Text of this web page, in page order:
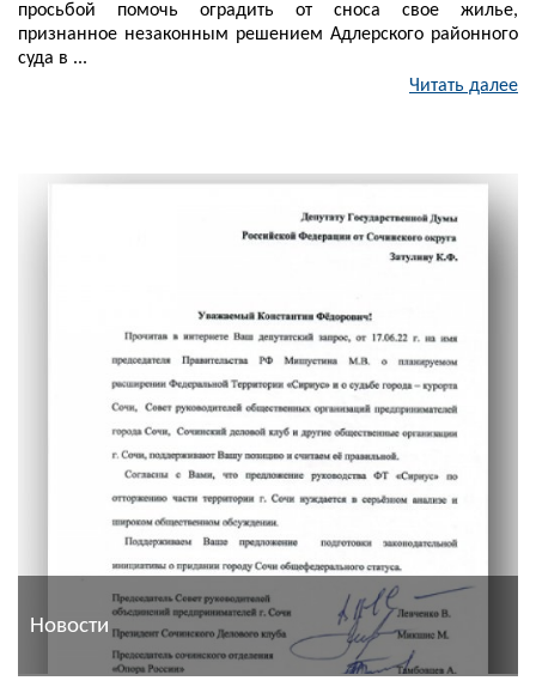
просьбой помочь оградить от сноса свое жилье,
признанное незаконным решением Адлерского районного
суда в ...
Читать далее
Новости